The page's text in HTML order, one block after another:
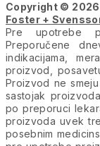
Copyright ©
Foster +
Pre upotrebe
Preporučene
indikacijama,
proizvod,
Proizvod ne
sastojak
po preporuci
proizvoda uvek
posebnim